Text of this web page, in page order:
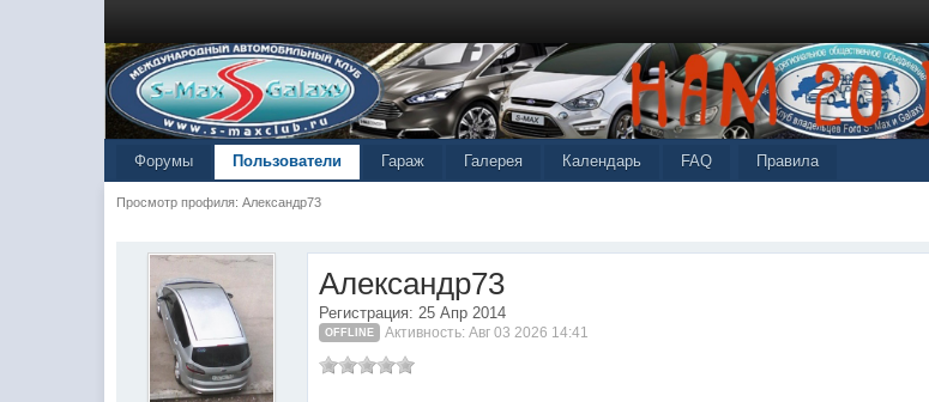
FAQ Правила
Форумы Пользователи Гараж Галерея Календарь
Просмотр профиля: Александр73
Александр73
Регистрация: 25 Апр 2014
OFFLINE Активность: Авг 03 2026 14:41